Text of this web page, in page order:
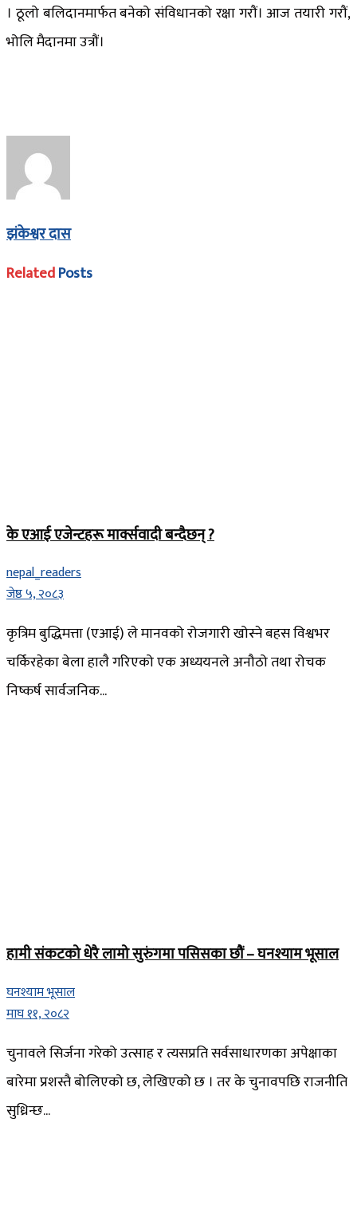
। ठूलो बलिदानमार्फत बनेको संविधानको रक्षा गरौं। आज तयारी गरौं,
भोलि मैदानमा उत्रौं।
झंकेश्वर दास
RelatedPosts
के एआई एजेन्टहरू मार्क्सवादी बन्दैछन् ?
nepal_readers
जेष्ठ ५, २०८३
कृत्रिम बुद्धिमत्ता (एआई) ले मानवको रोजगारी खोस्ने बहस विश्वभर
चर्किरहेका बेला हालै गरिएको एक अध्ययनले अनौठो तथा रोचक
निष्कर्ष सार्वजनिक...
हामी संकटको धेरै लामो सुरुंगमा पसिसका छौं – घनश्याम भूसाल
घनश्याम भूसाल
माघ ११, २०८२
चुनावले सिर्जना गरेको उत्साह र त्यसप्रति सर्वसाधारणका अपेक्षाका
बारेमा प्रशस्तै बोलिएको छ, लेखिएको छ । तर के चुनावपछि राजनीति
सुध्रिन्छ...